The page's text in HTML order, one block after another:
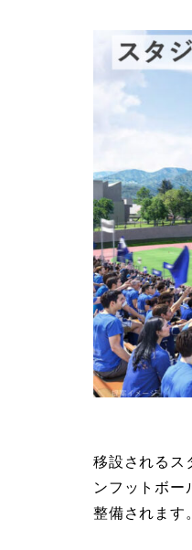
移設されるス
ンフットボー
整備されます